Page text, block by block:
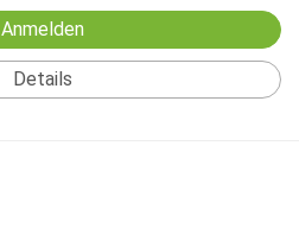
Anmelden
Details